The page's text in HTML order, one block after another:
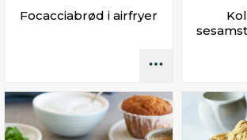
Focacciabrød i airfryer